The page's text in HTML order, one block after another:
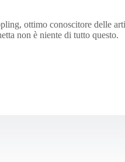
ottimo conoscitore delle
non è niente di tutto questo.